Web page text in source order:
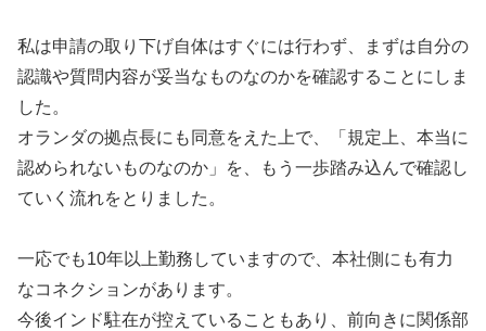
私は申請の取り下げ自体はすぐには行わず、まずは自分の
認識や質問内容が妥当なものなのかを確認することにしま
した。
オランダの拠点長にも同意をえた上で、「規定上、本当に
認められないものなのか」を、もう一歩踏み込んで確認し
ていく流れをとりました。
一応でも10年以上勤務していますので、本社側にも有力
なコネクションがあります。
今後インド駐在が控えていることもあり、前向きに関係部